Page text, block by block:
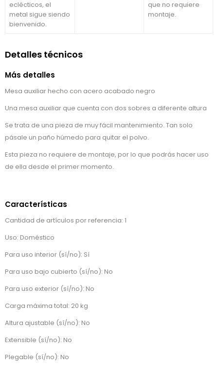
eclécticos, el
metal sigue siendo
bienvenido.
que no requiere
montaje.
Detalles técnicos
Más detalles
Mesa auxiliar hecho con acero acabado negro
Una mesa auxiliar que cuenta con dos sobres a diferente altura
Se trata de una pieza de muy fácil mantenimiento. Tan solo
pásale un paño húmedo para quitar el polvo.
Esta pieza no requiere de montaje, por lo que podrás hacer uso
de ella desde el primer momento.
Características
Cantidad de artículos por referencia: 1
Uso: Doméstico
Para uso interior (sí/no): Sí
Para uso bajo cubierto (sí/no): No
Para uso exterior (sí/no): No
Carga máxima total: 20 kg
Altura ajustable (sí/no): No
Extensible (sí/no): No
Plegable (sí/no): No